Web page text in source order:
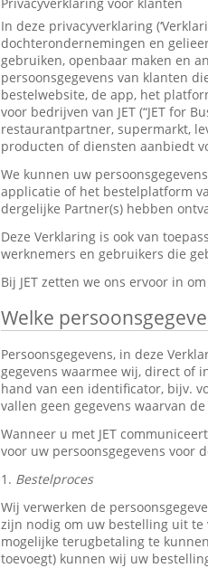
In deze privacyverklaring
dochterondernemingen en
gebruiken, openbaar maken en
persoonsgegevens van klanten
bestelwebsite, de app, het
voor bedrijven van JET (“JET for
restaurantpartner, supermarkt,
producten of diensten aanbiedt
We kunnen uw
applicatie of het bestelplatform
dergelijke Partner(s) hebben
Deze Verklaring is ook van
werknemers en gebruikers die
Bij JET zetten we ons ervoor in
Welke
Persoonsgegevens, in deze
gegevens waarmee wij, direct of
hand van een identificator, bijv.
vallen geen gegevens waarvan
Wanneer u met JET
voor uw persoonsgegevens voor
1. Bestelproces
Wij verwerken de
zijn nodig om uw bestelling uit te
mogelijke terugbetaling te
toevoegt) kunnen wij uw